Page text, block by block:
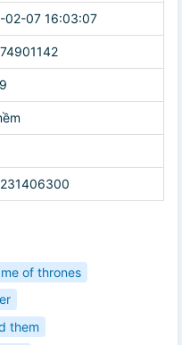
02-07 16:03:07
of thrones
them